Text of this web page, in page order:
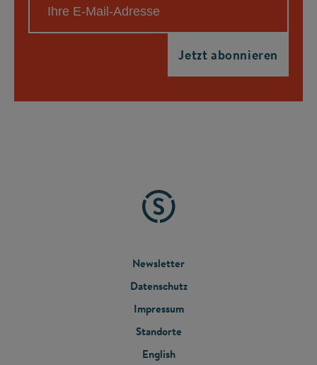
FOOTER
MENU
Newsletter
Datenschutz
Impressum
Standorte
English